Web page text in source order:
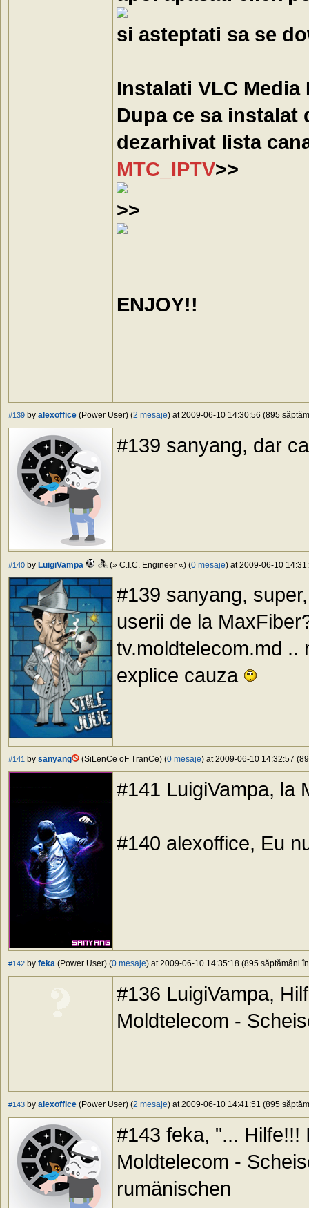
si asteptati sa se
Instalati VLC
Dupa ce sa instalat
dezarhivat lista
MTC_IPTV>>
>>
ENJOY!!
#139 by alexoffice (Power User) (2 mesaje) at 2009-06-10 14:30:56 (895
#139 sanyang, dar
#140 by LuigiVampa (» C.I.C. Engineer «) (0 mesaje) at 2009-06-10
#139 sanyang,
userii de la
tv.moldtelecom.md ..
explice cauza
#141 by sanyang (SiLenCe oF TranCe) (0 mesaje) at 2009-06-10 14:32:57
#141 LuigiVampa, la
#140 alexoffice, Eu
#142 by feka (Power User) (0 mesaje) at 2009-06-10 14:35:18 (895 săptămâni
#136 LuigiVampa,
Moldtelecom -
#143 by alexoffice (Power User) (2 mesaje) at 2009-06-10 14:41:51 (895
#143 feka, "...
Moldtelecom -
rumänischen